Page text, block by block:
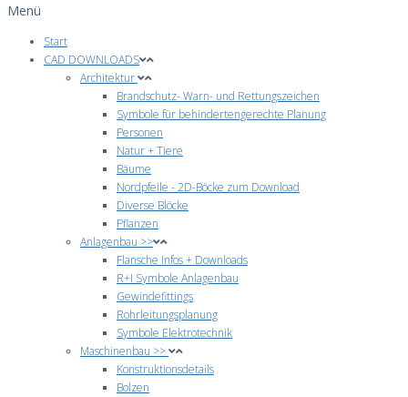
Menü
Start
CAD DOWNLOADS
Architektur
Brandschutz- Warn- und Rettungszeichen
Symbole für behindertengerechte Planung
Personen
Natur + Tiere
Bäume
Nordpfeile - 2D-Böcke zum Download
Diverse Blöcke
Pflanzen
Anlagenbau >>
Flansche Infos + Downloads
R+I Symbole Anlagenbau
Gewindefittings
Rohrleitungsplanung
Symbole Elektrotechnik
Maschinenbau >>
Konstruktionsdetails
Bolzen